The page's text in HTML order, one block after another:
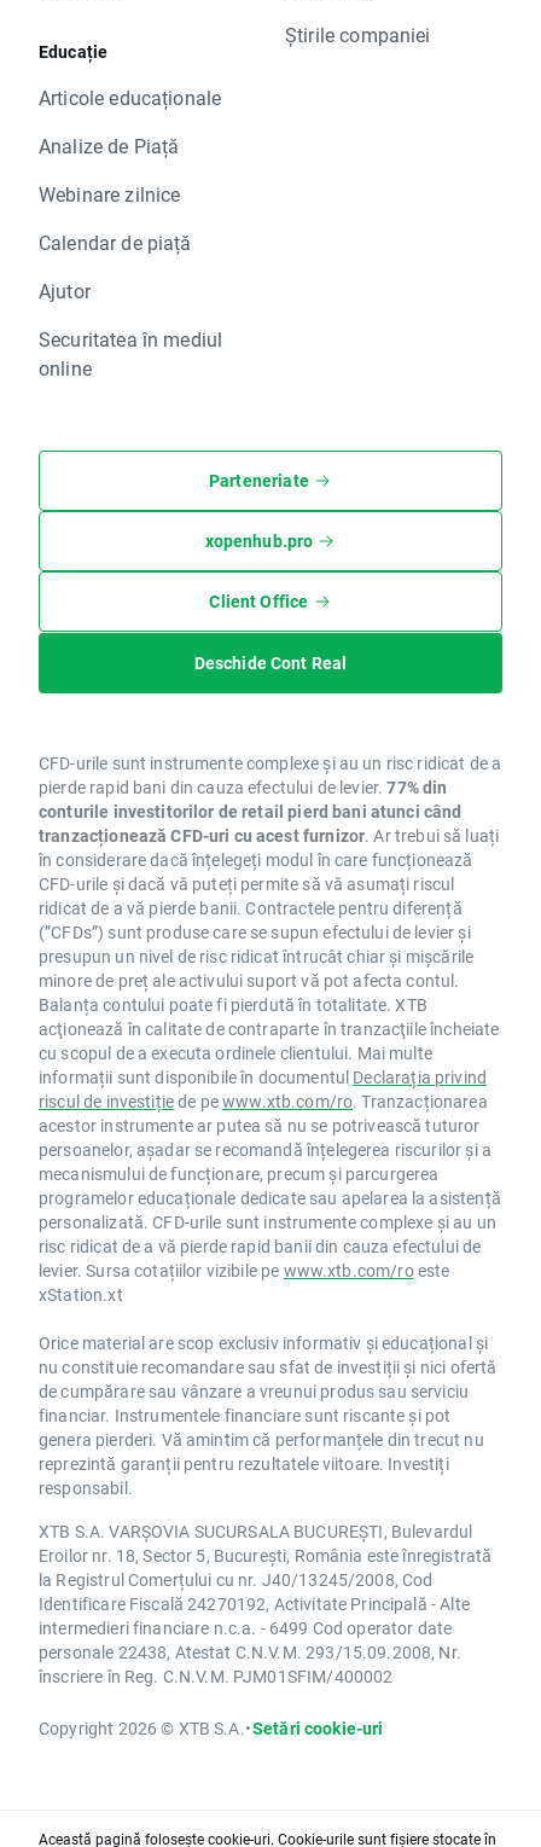
Educație
Articole educaționale
Analize de Piață
Webinare zilnice
Calendar de piață
Ajutor
Securitatea în mediul
online
Știrile companiei
Parteneriate
xopenhub.pro
Client Office
Deschide Cont Real
CFD-urile sunt instrumente complexe și au un risc ridicat de a
pierde rapid bani din cauza efectului de levier.77% din
conturile investitorilor de retail pierd bani atunci când
tranzacționează CFD-uri cu acest furnizor. Ar trebui să luați
în considerare dacă înțelegeți modul în care funcționează
CFD-urile și dacă vă puteți permite să vă asumați riscul
ridicat de a vă pierde banii. Contractele pentru diferență
(”CFDs”) sunt produse care se supun efectului de levier și
presupun un nivel de risc ridicat întrucât chiar și mișcările
minore de preț ale activului suport vă pot afecta contul.
Balanța contului poate fi pierdută în totalitate. XTB
acţionează în calitate de contraparte în tranzacţiile încheiate
cu scopul de a executa ordinele clientului. Mai multe
informații sunt disponibile în documentul Declarația privind
riscul de investițiede pewww.xtb.com/ro. Tranzacționarea
acestor instrumente ar putea să nu se potrivească tuturor
persoanelor, așadar se recomandă înțelegerea riscurilor și a
mecanismului de funcționare, precum și parcurgerea
programelor educaționale dedicate sau apelarea la asistență
personalizată. CFD-urile sunt instrumente complexe și au un
risc ridicat de a vă pierde rapid banii din cauza efectului de
levier. Sursa cotațiilor vizibile pe www.xtb.com/roeste
xStation.xt
Orice material are scop exclusiv informativ și educațional și
nu constituie recomandare sau sfat de investiții și nici ofertă
de cumpărare sau vânzare a vreunui produs sau serviciu
financiar. Instrumentele financiare sunt riscante și pot
genera pierderi. Vă amintim că performanțele din trecut nu
reprezintă garanții pentru rezultatele viitoare. Investiți
responsabil.
XTB S.A. VARȘOVIA SUCURSALA BUCUREȘTI, Bulevardul
Eroilor nr. 18, Sector 5, București, România este înregistrată
la Registrul Comerțului cu nr. J40/13245/2008, Cod
Identificare Fiscală 24270192, Activitate Principală - Alte
intermedieri financiare n.c.a. - 6499 Cod operator date
personale 22438, Atestat C.N.V.M. 293/15.09.2008, Nr.
înscriere în Reg. C.N.V.M. PJM01SFIM/400002
Copyright 2026 © XTB S.A.•Setări cookie-uri
Această pagină folosește cookie-uri. Cookie-urile sunt fișiere stocate în